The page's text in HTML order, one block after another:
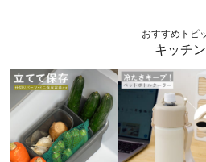
おすすめトピ
キッチン